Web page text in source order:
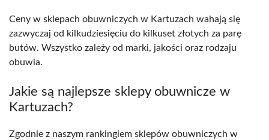
Ceny w sklepach obuwniczych w Kartuzach wahają się
zazwyczaj od kilkudziesięciu do kilkuset złotych za parę
butów. Wszystko zależy od marki, jakości oraz rodzaju
obuwia.
Jakie są najlepsze sklepy obuwnicze w
Kartuzach?
Zgodnie z naszym rankingiem sklepów obuwniczych w